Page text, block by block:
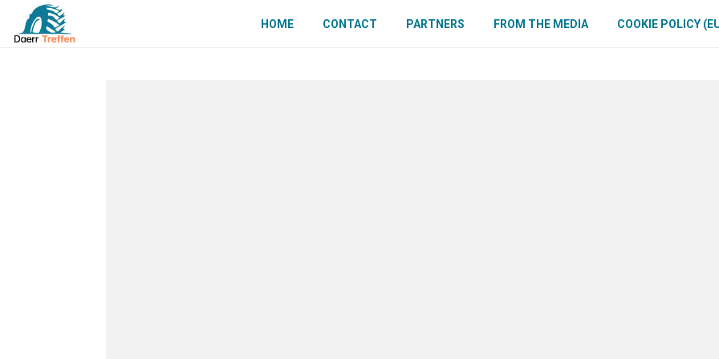
HOME CONTACT PARTNERS FROM THE MEDIA COOKIE POLICY